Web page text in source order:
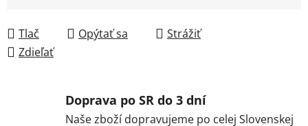
Tlač Opýtať sa
Strážiť
Zdieľať
Doprava po SR do 3 dní
Naše zboží dopravujeme po celej Slovenskej